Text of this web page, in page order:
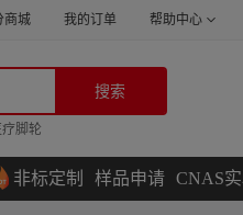
商城 我的订单 帮助中心
搜索
疗脚轮
非标定制 样品申请 CNAS